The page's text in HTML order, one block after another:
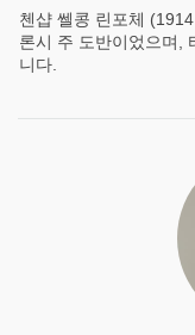
첸샵 쎌콩 린포체
론시 주 도반이었으며,
니다.